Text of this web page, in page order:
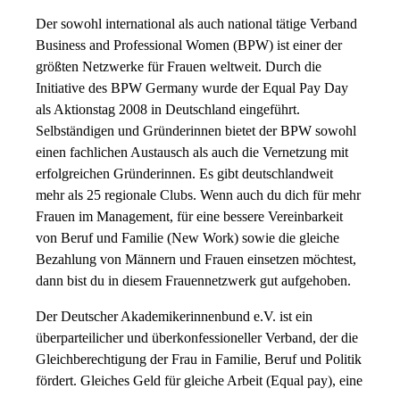
Der sowohl international als auch national tätige Verband
Business and Professional Women (BPW) ist einer der
größten Netzwerke für Frauen weltweit. Durch die
Initiative des BPW Germany wurde der Equal Pay Day
als Aktionstag 2008 in Deutschland eingeführt.
Selbständigen und Gründerinnen bietet der BPW sowohl
einen fachlichen Austausch als auch die Vernetzung mit
erfolgreichen Gründerinnen. Es gibt deutschlandweit
mehr als 25 regionale Clubs. Wenn auch du dich für mehr
Frauen im Management, für eine bessere Vereinbarkeit
von Beruf und Familie (New Work) sowie die gleiche
Bezahlung von Männern und Frauen einsetzen möchtest,
dann bist du in diesem Frauennetzwerk gut aufgehoben.
Der Deutscher Akademikerinnenbund e.V. ist ein
überparteilicher und überkonfessioneller Verband, der die
Gleichberechtigung der Frau in Familie, Beruf und Politik
fördert. Gleiches Geld für gleiche Arbeit (Equal pay), eine